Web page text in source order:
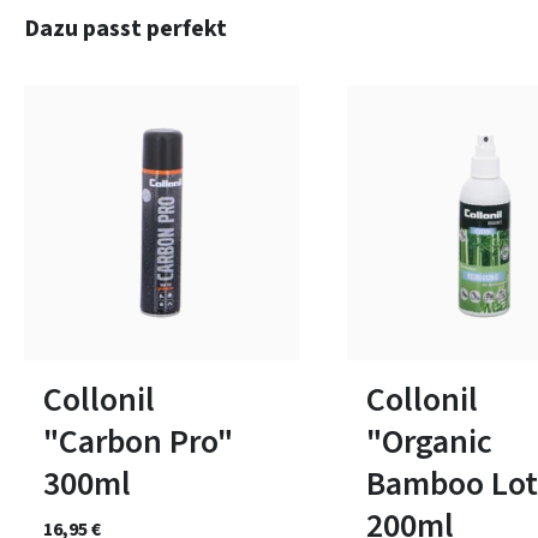
Produktgalerie überspringen
Dazu passt perfekt
Collonil
"Carbon Pro"
300ml
16,95 €
Collonil
"Organic
Bamboo
200ml